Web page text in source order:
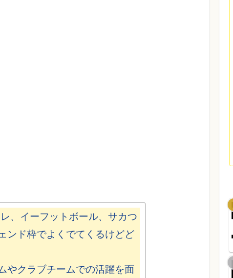
、イーフットボール、サカつ
ンド枠でよくでてくるけどど
やクラブチームでの活躍を面